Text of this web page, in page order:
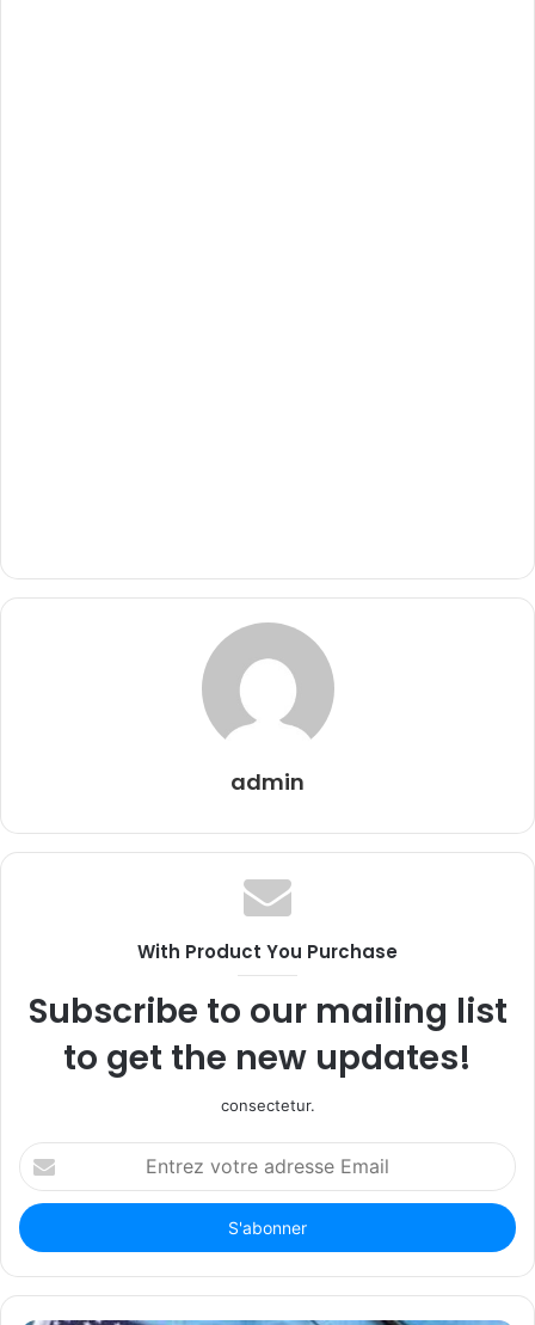
admin
With Product You Purchase
Subscribe to our mailing list
to get the new updates!
consectetur.
Entrez
votre
adresse
Email